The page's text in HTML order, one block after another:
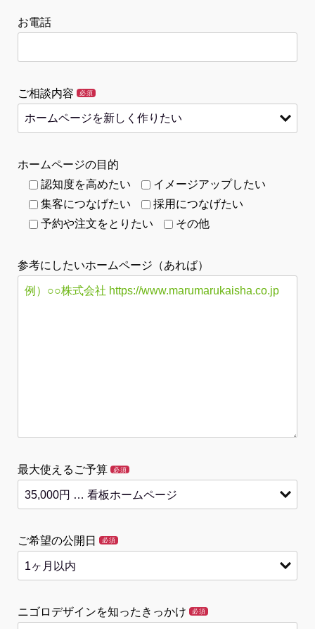
お電話
ご相談内容 必須
ホームページの目的
認知度を高めたい
イメージアップしたい
集客につなげたい
採用につなげたい
予約や注文をとりたい
その他
参考にしたいホームページ（あれば）
最大使えるご予算 必須
ご希望の公開日 必須
ニゴロデザインを知ったきっかけ 必須